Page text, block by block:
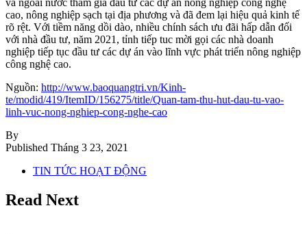
cao, nông nghiệp sạch tại địa phương và đã đem lại hiệu quả kinh tế
rõ rệt. Với tiềm năng dồi dào, nhiều chính sách ưu đãi hấp dẫn đối
với nhà đầu tư, năm 2021, tỉnh tiếp tuc mời gọi các nhà doanh
nghiệp tiếp tục đầu tư các dự án vào lĩnh vực phát triển nông nghiệp
công nghệ cao.
Nguồn: http://www.baoquangtri.vn/Kinh-
te/modid/419/ItemID/156275/title/Quan-tam-thu-hut-dau-tu-vao-
linh-vuc-nong-nghiep-cong-nghe-cao
By
Published Tháng 3 23, 2021
TIN TỨC HOẠT ĐỘNG
Read Next